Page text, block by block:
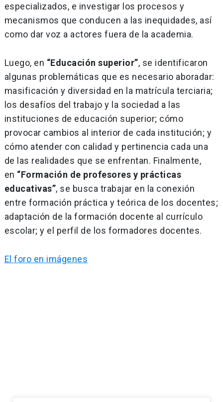
especializados, e investigar los procesos y
mecanismos que conducen a las inequidades, así
como dar voz a actores fuera de la academia.
Luego, en “Educación superior”, se identificaron
algunas problemáticas que es necesario aboradar:
masificación y diversidad en la matrícula terciaria;
los desafíos del trabajo y la sociedad a las
instituciones de educación superior; cómo
provocar cambios al interior de cada institución; y
cómo atender con calidad y pertinencia cada una
de las realidades que se enfrentan. Finalmente,
en “Formación de profesores y prácticas
educativas”, se busca trabajar en la conexión
entre formación práctica y teórica de los docentes;
adaptación de la formación docente al currículo
escolar; y el perfil de los formadores docentes.
El foro en imágenes